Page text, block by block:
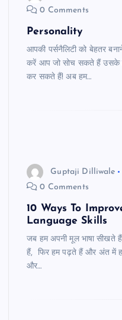
0 Comments
Personality
आपकी पर्सनैलिटी को बेहतर
करें आप जो सोच सकते हैं उसके
कर सकते हैं! अब हम…
Guptaji Dilliwale
0 Comments
10 Ways To
Language Skills
जब हम अपनी मूल भाषा सीखते
हैं, फिर हम पढ़ते हैं और अंत में
और…